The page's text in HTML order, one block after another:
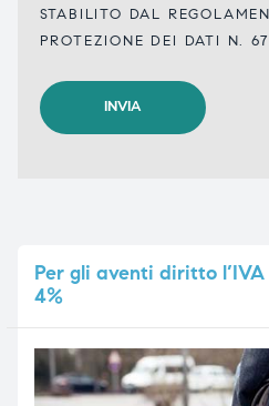
STABILITO DAL
PROTEZIONE DEI DATI N.
Pergli aventi diritto
4%